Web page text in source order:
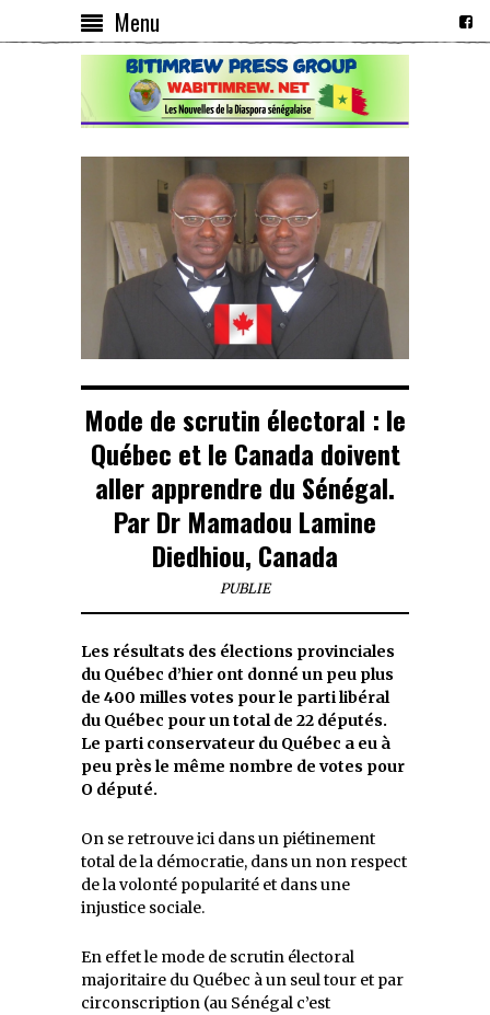
Menu
Mode de scrutin électoral : le
Québec et le Canada doivent
aller apprendre du Sénégal.
Par Dr Mamadou Lamine
Diedhiou, Canada
PUBLIE
Les résultats des élections provinciales
du Québec d’hier ont donné un peu plus
de 400 milles votes pour le parti libéral
du Québec pour un total de 22 députés.
Le parti conservateur du Québec a eu à
peu près le même nombre de votes pour
O député.
On se retrouve ici dans un piétinement
total de la démocratie, dans un non respect
de la volonté popularité et dans une
injustice sociale.
En effet le mode de scrutin électoral
majoritaire du Québec à un seul tour et par
circonscription (au Sénégal c’est